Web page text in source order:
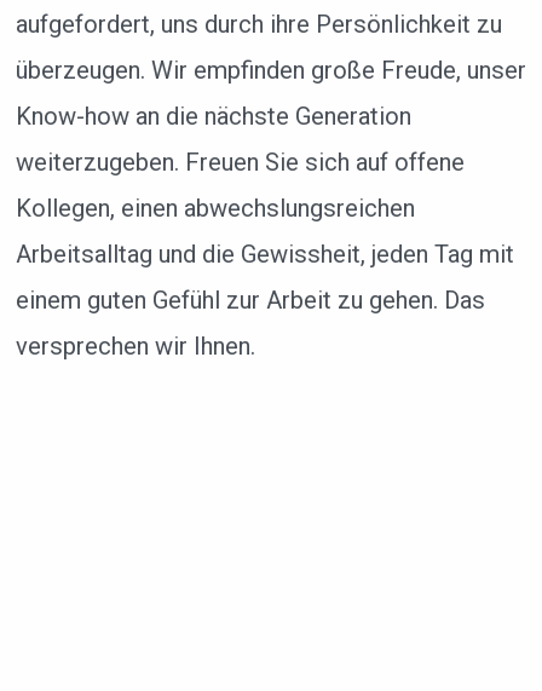
aufgefordert, uns durch ihre Persönlichkeit zu
überzeugen. Wir empfinden große Freude, unser
Know-how an die nächste Generation
weiterzugeben. Freuen Sie sich auf offene
Kollegen, einen abwechslungsreichen
Arbeitsalltag und die Gewissheit, jeden Tag mit
einem guten Gefühl zur Arbeit zu gehen. Das
versprechen wir Ihnen.